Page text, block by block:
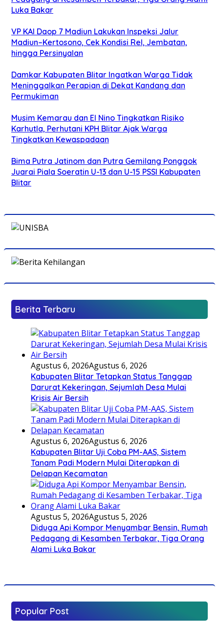
Luka Bakar
VP KAI Daop 7 Madiun Lakukan Inspeksi Jalur
Madiun–Kertosono, Cek Kondisi Rel, Jembatan,
hingga Persinyalan
Damkar Kabupaten Blitar Ingatkan Warga Tidak
Meninggalkan Perapian di Dekat Kandang dan
Permukiman
Musim Kemarau dan El Nino Tingkatkan Risiko
Karhutla, Perhutani KPH Blitar Ajak Warga
Tingkatkan Kewaspadaan
Bima Putra Jatinom dan Putra Gemilang Ponggok
Juarai Piala Soeratin U-13 dan U-15 PSSI Kabupaten
Blitar
Berita Terbaru
Agustus 6, 2026Agustus 6, 2026
Kabupaten Blitar Tetapkan Status Tanggap
Darurat Kekeringan, Sejumlah Desa Mulai
Krisis Air Bersih
Agustus 6, 2026Agustus 6, 2026
Kabupaten Blitar Uji Coba PM-AAS, Sistem
Tanam Padi Modern Mulai Diterapkan di
Delapan Kecamatan
Agustus 5, 2026Agustus 5, 2026
Diduga Api Kompor Menyambar Bensin, Rumah
Pedagang di Kesamben Terbakar, Tiga Orang
Alami Luka Bakar
Popular Post